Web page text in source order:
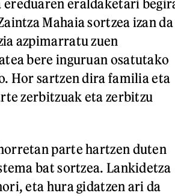
eraldaketari
Mahaia sortzea izan da
azpimarratu zuen
bere inguruan osatutako
Hor sartzen dira familia eta
zerbitzuak eta zerbitzu
parte hartzen duten
bat sortzea. Lankidetza
eta hura gidatzen ari da